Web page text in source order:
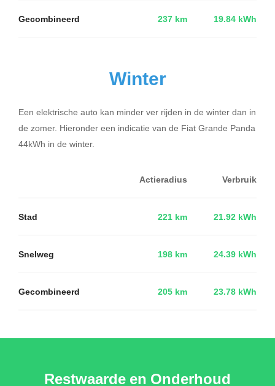
Gecombineerd 237 km 19.84 kWh
Winter
Een elektrische auto kan minder ver rijden in de winter dan in
de zomer. Hieronder een indicatie van de Fiat Grande Panda
44kWh in de winter.
Actieradius Verbruik
Stad 221 km 21.92 kWh
Snelweg 198 km 24.39 kWh
Gecombineerd 205 km 23.78 kWh
Restwaarde en Onderhoud